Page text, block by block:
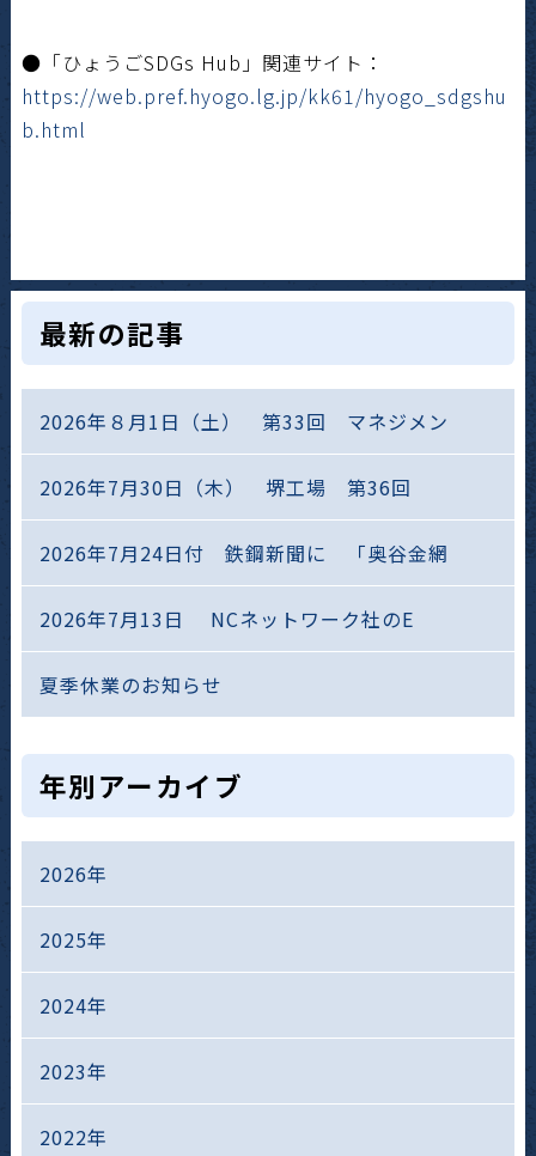
●「ひょうごSDGs Hub」関連サイト：
https://web.pref.hyogo.lg.jp/kk61/hyogo_sdgshu
b.html
最新の記事
2026年８月1日（土） 第33回 マネジメン
2026年7月30日（木） 堺工場 第36回
2026年7月24日付 鉄鋼新聞に 「奥谷金網
2026年7月13日 NCネットワーク社のE
夏季休業のお知らせ
年別アーカイブ
2026年
2025年
2024年
2023年
2022年